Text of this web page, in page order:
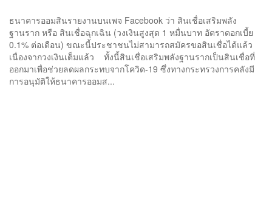
ธนาคารออมสินรายงานบนเพจ Facebook ว่า สินเชื่อเสริมพลัง
ฐานราก หรือ สินเชื่อฉุกเฉิน (วงเงินสูงสุด 1 หมื่นบาท อัตราดอกเบี้ย
0.1% ต่อเดือน) ขณะนี้ประชาชนไม่สามารถสมัครขอสินเชื่อได้แล้ว
เนื่องจากวงเงินเต็มแล้ว ทั้งนี้สินเชื่อเสริมพลังฐานรากเป็นสินเชื่อที่
ออกมาเพื่อช่วยลดผลกระทบจากโควิด-19 ซึ่งทางกระทรวงการคลังมี
การอนุมัติให้ธนาคารออมส...